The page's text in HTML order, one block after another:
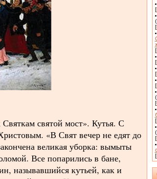
святой мост». Кутья. С
«В Свят вечер не едят до
великая уборка: вымыты
Все попарились в бане,
называвшийся кутьей, как и
[
[
[
[
[
[
[
[
[
[